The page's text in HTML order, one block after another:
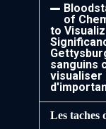
of
to
sanguins
visualiser
Les taches